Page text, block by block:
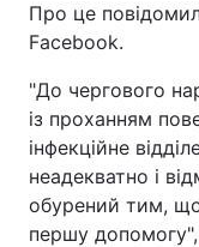
Про це
Facebook.
"До чергового
із проханням
інфекційне
неадекватно і
обурений тим,
першу